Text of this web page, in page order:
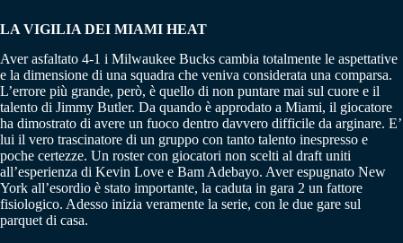
LA VIGILIA DEI MIAMI HEAT
Aver asfaltato 4-1 i Milwaukee Bucks cambia totalmente le aspettative
e la dimensione di una squadra che veniva considerata una comparsa.
L’errore più grande, però, è quello di non puntare mai sul cuore e il
talento di Jimmy Butler. Da quando è approdato a Miami, il giocatore
ha dimostrato di avere un fuoco dentro davvero difficile da arginare. E’
lui il vero trascinatore di un gruppo con tanto talento inespresso e
poche certezze. Un roster con giocatori non scelti al draft uniti
all’esperienza di Kevin Love e Bam Adebayo. Aver espugnato New
York all’esordio è stato importante, la caduta in gara 2 un fattore
fisiologico. Adesso inizia veramente la serie, con le due gare sul
parquet di casa.